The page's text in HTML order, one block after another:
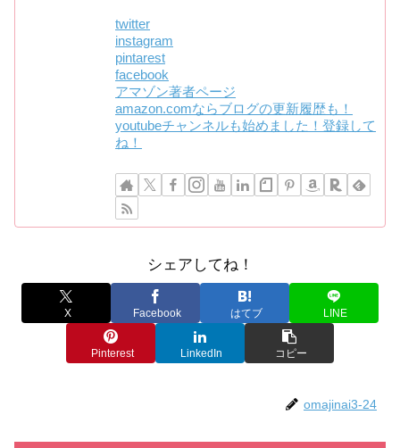
twitter
instagram
pintarest
facebook
アマゾン著者ページ
amazon.comならブログの更新履歴も！
youtubeチャンネルも始めました！登録して
ね！
シェアしてね！
X Facebook はてブ LINE
Pinterest LinkedIn コピー
omajinai3-24